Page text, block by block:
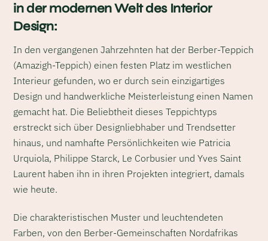
in der modernen Welt des Interior
Design:
In den vergangenen Jahrzehnten hat der Berber-Teppich
(Amazigh-Teppich) einen festen Platz im westlichen
Interieur gefunden, wo er durch sein einzigartiges
Design und handwerkliche Meisterleistung einen Namen
gemacht hat. Die Beliebtheit dieses Teppichtyps
erstreckt sich über Designliebhaber und Trendsetter
hinaus, und namhafte Persönlichkeiten wie Patricia
Urquiola, Philippe Starck, Le Corbusier und Yves Saint
Laurent haben ihn in ihren Projekten integriert, damals
wie heute.
Die charakteristischen Muster und leuchtendeten
Farben, von den Berber-Gemeinschaften Nordafrikas